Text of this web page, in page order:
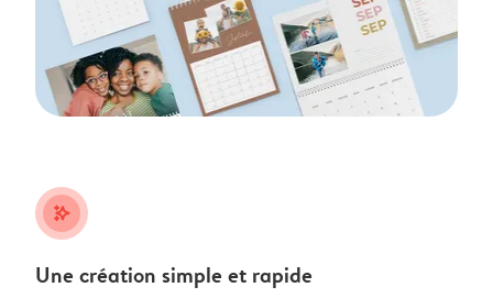
stars_plus
Une création simple et rapide